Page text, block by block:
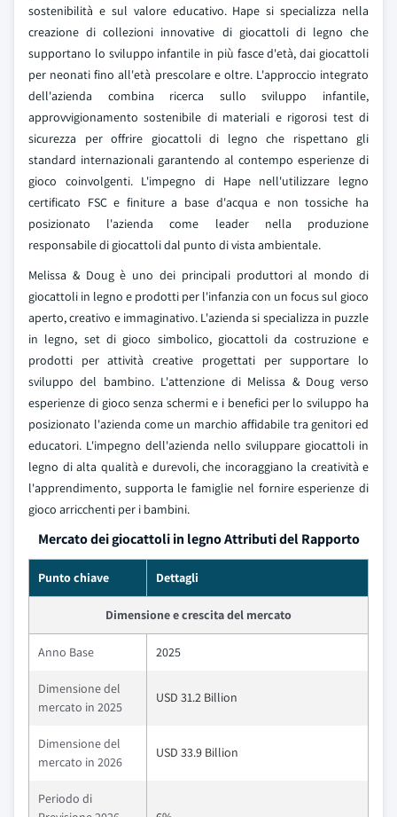
sostenibilità e sul valore educativo. Hape si specializza nella
creazione di collezioni innovative di giocattoli di legno che
supportano lo sviluppo infantile in più fasce d'età, dai giocattoli
per neonati fino all'età prescolare e oltre. L'approccio integrato
dell'azienda combina ricerca sullo sviluppo infantile,
approvvigionamento sostenibile di materiali e rigorosi test di
sicurezza per offrire giocattoli di legno che rispettano gli
standard internazionali garantendo al contempo esperienze di
gioco coinvolgenti. L'impegno di Hape nell'utilizzare legno
certificato FSC e finiture a base d'acqua e non tossiche ha
posizionato l'azienda come leader nella produzione
responsabile di giocattoli dal punto di vista ambientale.
Melissa & Doug è uno dei principali produttori al mondo di
giocattoli in legno e prodotti per l'infanzia con un focus sul gioco
aperto, creativo e immaginativo. L'azienda si specializza in puzzle
in legno, set di gioco simbolico, giocattoli da costruzione e
prodotti per attività creative progettati per supportare lo
sviluppo del bambino. L'attenzione di Melissa & Doug verso
esperienze di gioco senza schermi e i benefici per lo sviluppo ha
posizionato l'azienda come un marchio affidabile tra genitori ed
educatori. L'impegno dell'azienda nello sviluppare giocattoli in
legno di alta qualità e durevoli, che incoraggiano la creatività e
l'apprendimento, supporta le famiglie nel fornire esperienze di
gioco arricchenti per i bambini.
Mercato dei giocattoli in legno Attributi del Rapporto
Punto chiave Dettagli
Dimensione e crescita del mercato
Anno Base 2025
Dimensione del
mercato in 2025
USD 31.2 Billion
Dimensione del
mercato in 2026
USD 33.9 Billion
Periodo di